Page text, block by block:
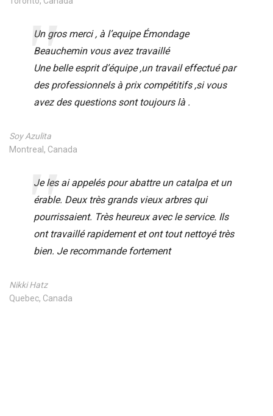
Un gros merci , à l’equipe Émondage
Beauchemin vous avez travaillé
Une belle esprit d’équipe ,un travail effectué par
des professionnels à prix compétitifs ,si vous
avez des questions sont toujours là .
Soy Azulita
Montreal, Canada
Je les ai appelés pour abattre un catalpa et un
érable. Deux très grands vieux arbres qui
pourrissaient. Très heureux avec le service. Ils
ont travaillé rapidement et ont tout nettoyé très
bien. Je recommande fortement
Nikki Hatz
Quebec, Canada